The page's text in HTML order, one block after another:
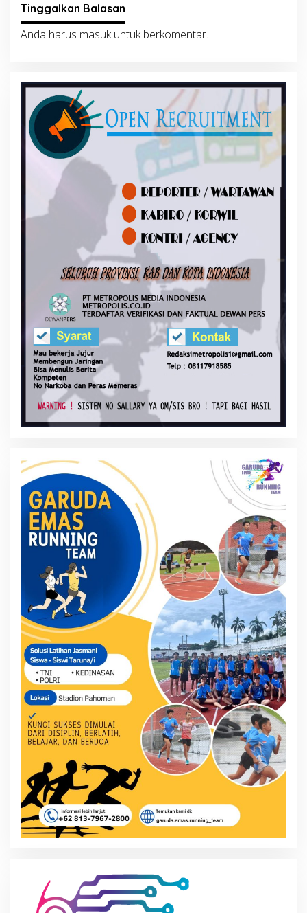
Tinggalkan Balasan
Anda harus masukuntuk berkomentar.